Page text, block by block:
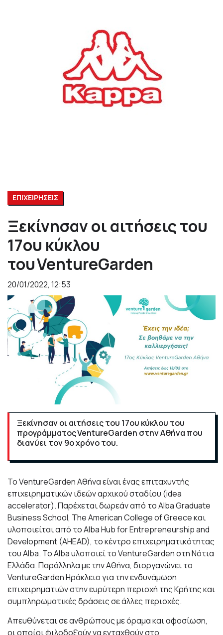
ΕΠΙΧΕΙΡΗΣΕΙΣ
Ξεκίνησαν οι αιτήσεις του
17ου κύκλου
του VentureGarden
20/01/2022, 12:53
Ξεκίνησαν οι αιτήσεις του 17ου κύκλου του
προγράμματος VentureGarden στην Αθήνα που
διανύει τον 9ο χρόνο του.
Το VentureGarden Αθήνα είναι ένας επιταχυντής
επιχειρηματικών ιδεών αρχικού σταδίου (idea
accelerator). Παρέχεται δωρεάν από το Alba Graduate
Business School, Τhe American College of Greece και
υλοποιείται από το Alba Hub for Entrepreneurship and
Development (AHEAD), το κέντρο επιχειρηματικότητας
του Alba. Το Alba υλοποιεί το VentureGarden στη Νότια
Ελλάδα. Παράλληλα με την Αθήνα, διοργανώνει το
VentureGarden Ηράκλειο για την ενδυνάμωση
επιχειρηματιών στην ευρύτερη περιοχή της Κρήτης και
συμπληρωματικές δράσεις σε άλλες περιοχές.
Απευθύνεται σε ανθρώπους με όραμα και αφοσίωση,
οι οποίοι φιλοδοξούν να ενταχθούν στο